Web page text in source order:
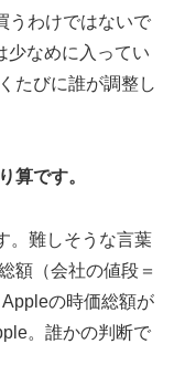
うわけではないで
少なめに入ってい
たびに誰が調整し
算です。
。難しそうな言葉
額（会社の値段＝
の時価総額が
。誰かの判断で